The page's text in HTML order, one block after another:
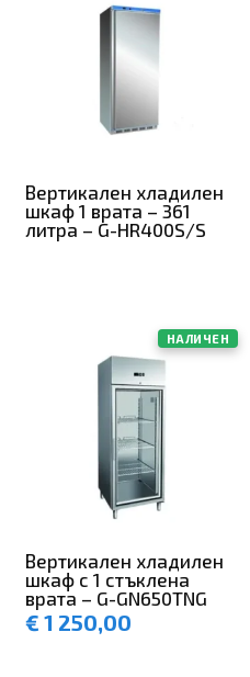
Вертикален хладилен
шкаф 1 врата – 361
литра – G-HR400S/S
НАЛИЧЕН
Вертикален хладилен
шкаф с 1 стъклена
врата – G-GN650TNG
€ 1 250,00